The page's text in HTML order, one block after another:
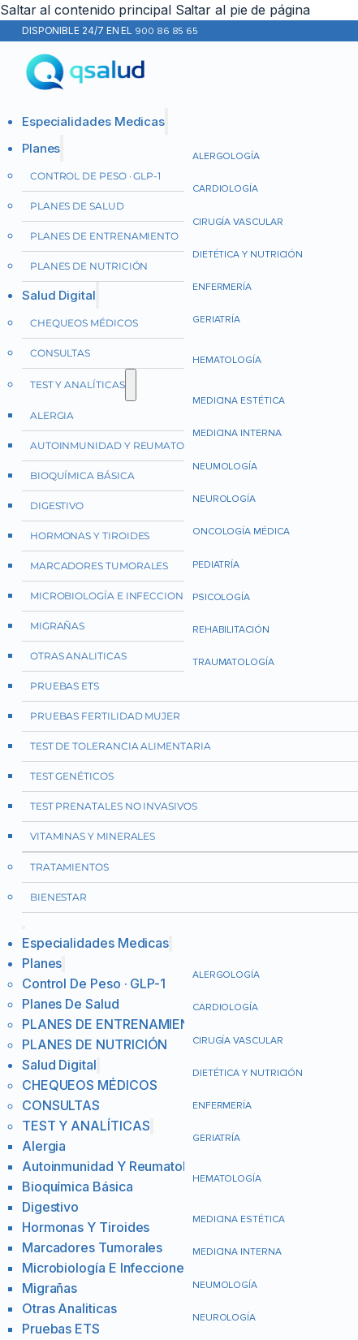
Saltar al contenido principal Saltar al pie de página
DISPONIBLE 24/7 EN EL 900 86 85 65
Especialidades Medicas
ALERGOLOGÍA
CARDIOLOGÍA
CIRUGÍA VASCULAR
DIETÉTICA Y NUTRICIÓN
ENFERMERÍA
GERIATRÍA
HEMATOLOGÍA
MEDICINA ESTÉTICA
MEDICINA INTERNA
NEUMOLOGÍA
NEUROLOGÍA
ONCOLOGÍA MÉDICA
PEDIATRÍA
PSICOLOGÍA
REHABILITACIÓN
TRAUMATOLOGÍA
Planes
CONTROL DE PESO · GLP-1
PLANES DE SALUD
PLANES DE ENTRENAMIENTO
PLANES DE NUTRICIÓN
Salud Digital
CHEQUEOS MÉDICOS
CONSULTAS
TEST Y ANALÍTICAS
ALERGIA
AUTOINMUNIDAD Y REUMATOLOGÍA
BIOQUÍMICA BÁSICA
DIGESTIVO
HORMONAS Y TIROIDES
MARCADORES TUMORALES
MICROBIOLOGÍA E INFECCIONES
MIGRAÑAS
OTRAS ANALITICAS
PRUEBAS ETS
PRUEBAS FERTILIDAD MUJER
TEST DE TOLERANCIA ALIMENTARIA
TEST GENÉTICOS
TEST PRENATALES NO INVASIVOS
VITAMINAS Y MINERALES
TRATAMIENTOS
BIENESTAR
Especialidades Medicas
ALERGOLOGÍA
CARDIOLOGÍA
CIRUGÍA VASCULAR
DIETÉTICA Y NUTRICIÓN
ENFERMERÍA
GERIATRÍA
HEMATOLOGÍA
MEDICINA ESTÉTICA
MEDICINA INTERNA
NEUMOLOGÍA
NEUROLOGÍA
Planes
Control De Peso · GLP-1
Planes De Salud
PLANES DE ENTRENAMIENTO
PLANES DE NUTRICIÓN
Salud Digital
CHEQUEOS MÉDICOS
CONSULTAS
TEST Y ANALÍTICAS
Alergia
Autoinmunidad Y Reumatología
Bioquímica Básica
Digestivo
Hormonas Y Tiroides
Marcadores Tumorales
Microbiología E Infecciones
Migrañas
Otras Analiticas
Pruebas ETS